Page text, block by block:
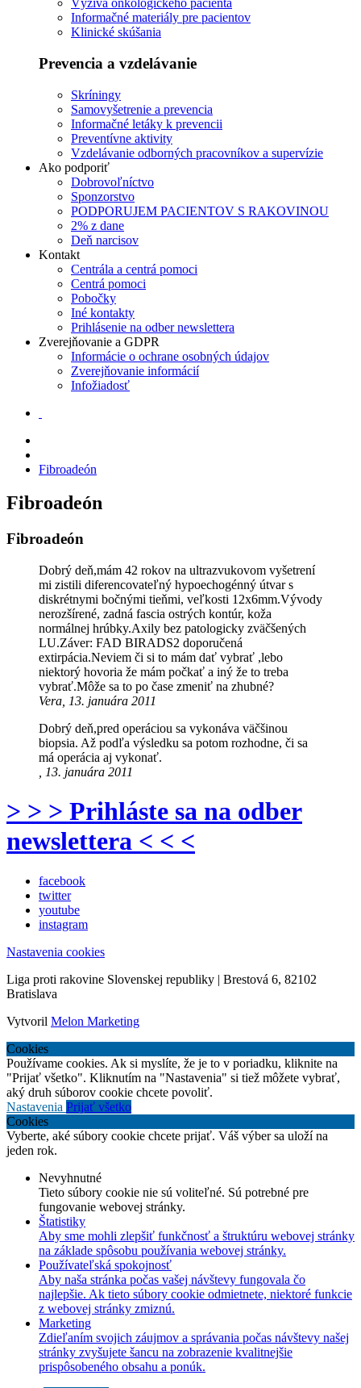
Výživa onkologického pacienta
Informačné materiály pre pacientov
Klinické skúšania
Prevencia a vzdelávanie
Skríningy
Samovyšetrenie a prevencia
Informačné letáky k prevencii
Preventívne aktivity
Vzdelávanie odborných pracovníkov a supervízie
Ako podporiť
Dobrovoľníctvo
Sponzorstvo
PODPORUJEM PACIENTOV S RAKOVINOU
2% z dane
Deň narcisov
Kontakt
Centrála a centrá pomoci
Centrá pomoci
Pobočky
Iné kontakty
Prihlásenie na odber newslettera
Zverejňovanie a GDPR
Informácie o ochrane osobných údajov
Zverejňovanie informácií
Infožiadosť
Fibroadeón
Fibroadeón
Fibroadeón
Dobrý deň,mám 42 rokov na ultrazvukovom vyšetrení
mi zistili diferencovateľný hypoechogénný útvar s
diskrétnymi bočnými tieňmi, veľkosti 12x6mm.Vývody
nerozšírené, zadná fascia ostrých kontúr, koža
normálnej hrúbky.Axily bez patologicky zväčšených
LU.Záver: FAD BIRADS2 doporučená
extirpácia.Neviem či si to mám dať vybrať ,lebo
niektorý hovoria že mám počkať a iný že to treba
vybrať.Môže sa to po čase zmeniť na zhubné?
Vera, 13. januára 2011
Dobrý deň,pred operáciou sa vykonáva väčšinou
biopsia. Až podľa výsledku sa potom rozhodne, či sa
má operácia aj vykonať.
, 13. januára 2011
> > > Prihláste sa na odber
newslettera < < <
facebook
twitter
youtube
instagram
Nastavenia cookies
Liga proti rakovine Slovenskej republiky | Brestová 6, 82102
Bratislava
Vytvoril Melon Marketing
Cookies
Používame cookies. Ak si myslíte, že je to v poriadku, kliknite na
"Prijať všetko". Kliknutím na "Nastavenia" si tiež môžete vybrať,
aký druh súborov cookie chcete povoliť.
Nastavenia Prijať všetko
Cookies
Vyberte, aké súbory cookie chcete prijať. Váš výber sa uloží na
jeden rok.
Nevyhnutné
Tieto súbory cookie nie sú voliteľné. Sú potrebné pre
fungovanie webovej stránky.
Štatistiky
Aby sme mohli zlepšiť funkčnosť a štruktúru webovej stránky
na základe spôsobu používania webovej stránky.
Používateľská spokojnosť
Aby naša stránka počas vašej návštevy fungovala čo
najlepšie. Ak tieto súbory cookie odmietnete, niektoré funkcie
z webovej stránky zmiznú.
Marketing
Zdieľaním svojich záujmov a správania počas návštevy našej
stránky zvyšujete šancu na zobrazenie kvalitnejšie
prispôsobeného obsahu a ponúk.